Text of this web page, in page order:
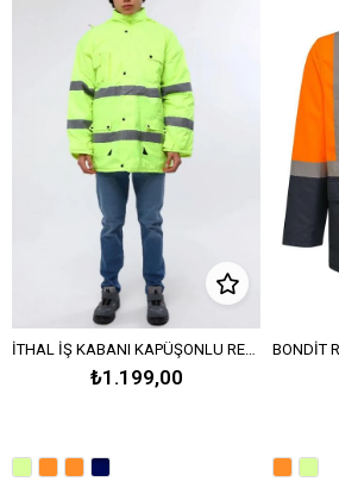
İTHAL İŞ KABANI KAPÜŞONLU REFLEKTÖRLÜ - Neon Sarı
₺1.199,00